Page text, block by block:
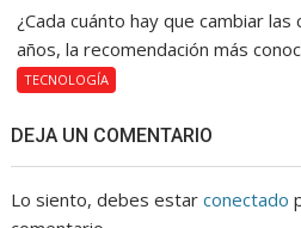
¿Cada cuánto hay que cambiar
años, la recomendación más
TECNOLOGÍA
DEJA UN COMENTARIO
Lo siento, debes estarconectado